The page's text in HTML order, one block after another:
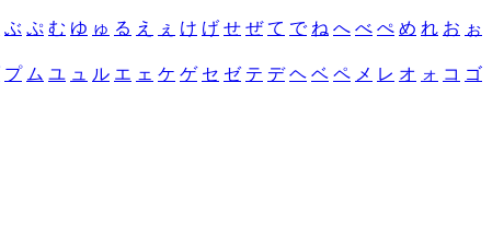
ぶ ぷ む ゆ ゅ る え ぇ け げ せ ぜ て で ね へ べ ぺ め れ お ぉ
プ ム ユ ュ ル エ ェ ケ ゲ セ ゼ テ デ ヘ ベ ペ メ レ オ ォ コ ゴ